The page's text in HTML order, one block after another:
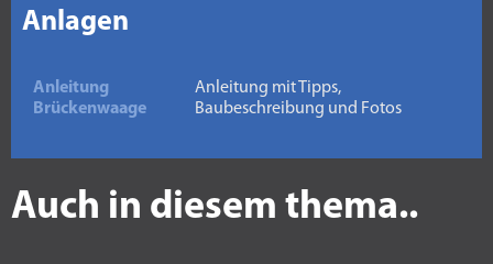
Anlagen
Anleitung
Brückenwaage
Anleitung mit Tipps,
Baubeschreibung und Fotos
Auch in diesem thema..